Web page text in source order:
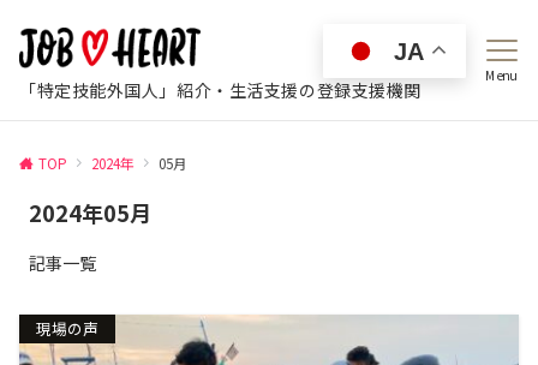
「特定技能外国人」紹介・生活支援の登録支援機関
Menu
TOP 2024年 05月
2024年05月
記事一覧
現場の声
JA